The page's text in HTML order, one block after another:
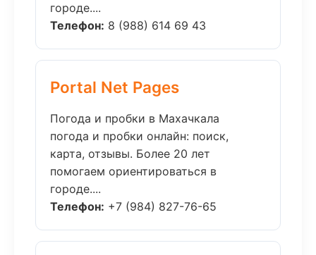
городе....
Телефон: 8 (988) 614 69 43
Portal Net Pages
Погода и пробки в Махачкала
погода и пробки онлайн: поиск,
карта, отзывы. Более 20 лет
помогаем ориентироваться в
городе....
Телефон: +7 (984) 827-76-65